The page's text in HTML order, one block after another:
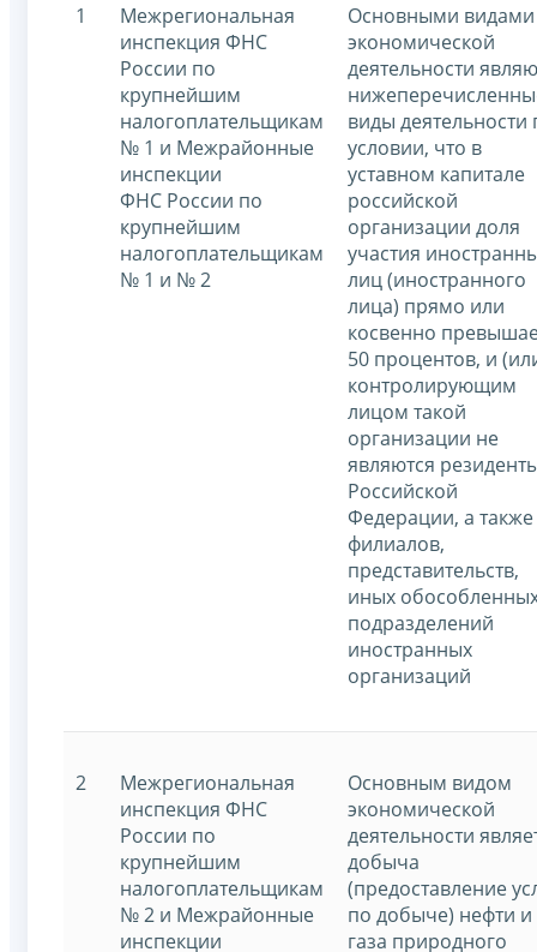
1
Межрегиональная
инспекция ФНС
России по
крупнейшим
налогоплательщикам
№ 1 и Межрайонные
инспекции
ФНС России по
крупнейшим
налогоплательщикам
№ 1 и № 2
Основными видами
экономической
деятельности
виды деятельности
условии, что в
уставном капитале
российской
организации доля
участия
лиц (иностранного
лица) прямо или
косвенно
50 процентов, и
контролирующим
лицом такой
организации не
являются
Российской
Федерации, а также
филиалов,
представительств,
иных
подразделений
иностранных
организаций
2
Межрегиональная
инспекция ФНС
России по
крупнейшим
налогоплательщикам
№ 2 и Межрайонные
инспекции
Основным видом
экономической
деятельности
добыча
(предоставление
по добыче) нефти и
газа природного